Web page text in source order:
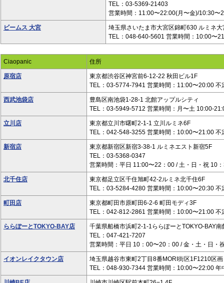
TEL：03-5369-21403
営業時間：11:00〜22:00(月〜金)/10:30〜
ビームス 大宮
埼玉県さいたま市大宮区錦町630 ルミネ大
TEL：048-640-5601 営業時間：10:00〜
Ciaopanic 住所
原宿店
東京都渋谷区神宮前6-12-22 秋田ビル1F
TEL：03-5774-7941 営業時間：11:00〜20:00 不
西武池袋店
豊島区南池袋1-28-1 北館アップルシティ
TEL：03-5949-5712 営業時間：月〜土 10:00-
立川店
東京都立川市曙町2-1-1 立川ルミネ6F
TEL：042-548-3255 営業時間：10:00〜21:00 不
新宿店
東京都新宿区新宿3-38-1 ルミネエスト新宿5F
TEL：03-5368-0347
営業時間：平日 11:00〜22：00 / 土・日・祝 10
北千住店
東京都足立区千住旭町42-2ルミネ北千住6F
TEL：03-5284-4280 営業時間：10:00〜20:30 不
町田店
東京都町田市原町田6-2-6 町田モディ3F
TEL：042-812-2861 営業時間：10:00〜21:00 不
ららぽーとTOKYO-BAY店
千葉県船橋市浜町2-1-1ららぽーとTOKYO-BAY南
TEL：047-421-7207
営業時間：平日 10：00〜20：00 / 金・土・日・
イオンレイクタウン店
埼玉県越谷市東町2丁目8番MORI街区1F1210区画
TEL：048-930-7344 営業時間：10:00〜22:00 年